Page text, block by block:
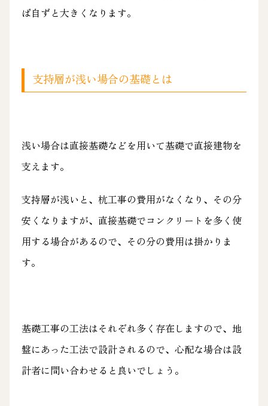
ば自ずと大きくなります。
支持層が浅い場合の基礎とは
浅い場合は直接基礎などを用いて基礎で直接建物を
支えます。
支持層が浅いと、杭工事の費用がなくなり、その分
安くなりますが、直接基礎でコンクリートを多く使
用する場合があるので、その分の費用は掛かりま
す。
基礎工事の工法はそれぞれ多く存在しますので、地
盤にあった工法で設計されるので、心配な場合は設
計者に問い合わせると良いでしょう。